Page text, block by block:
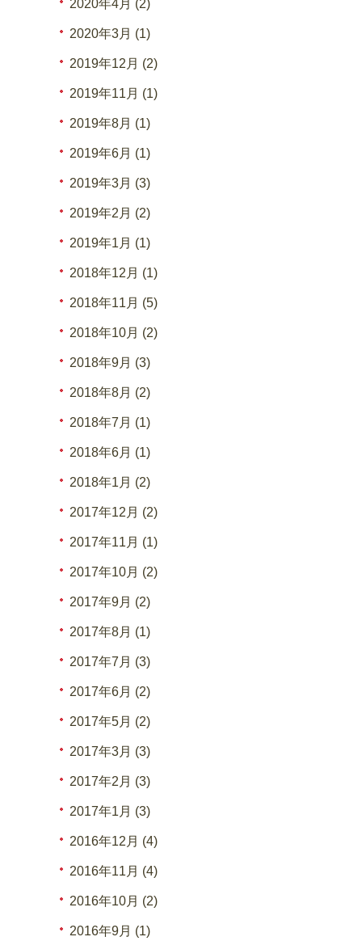
2020年4月 (2)
2020年3月 (1)
2019年12月 (2)
2019年11月 (1)
2019年8月 (1)
2019年6月 (1)
2019年3月 (3)
2019年2月 (2)
2019年1月 (1)
2018年12月 (1)
2018年11月 (5)
2018年10月 (2)
2018年9月 (3)
2018年8月 (2)
2018年7月 (1)
2018年6月 (1)
2018年1月 (2)
2017年12月 (2)
2017年11月 (1)
2017年10月 (2)
2017年9月 (2)
2017年8月 (1)
2017年7月 (3)
2017年6月 (2)
2017年5月 (2)
2017年3月 (3)
2017年2月 (3)
2017年1月 (3)
2016年12月 (4)
2016年11月 (4)
2016年10月 (2)
2016年9月 (1)